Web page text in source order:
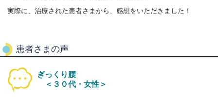
実際に、治療された患者さまから、感想をいただきました！
患者さまの声
ぎっくり腰
＜３０代・女性＞